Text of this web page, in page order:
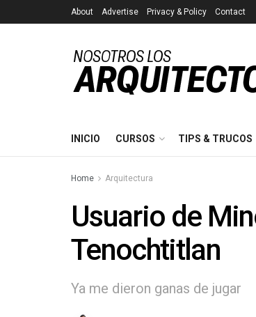
About Advertise Privacy & Policy Contact
INICIO CURSOS TIPS & TRUCOS
Home Arquitectura
Usuario de
Tenochtitlan
Ya me dieron ganas de jugar